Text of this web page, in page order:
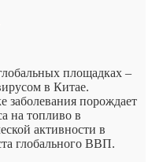
площадках –
в Китае.
заболевания порождает
на топливо в
активности в
глобального ВВП.